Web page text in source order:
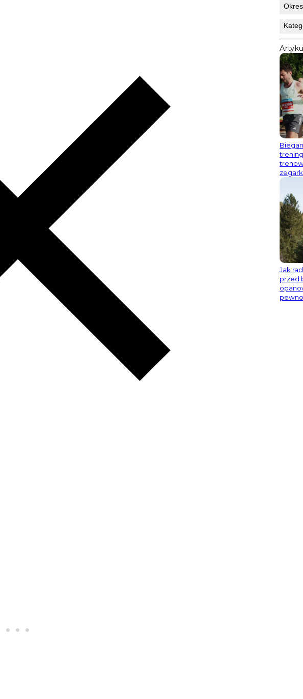
Okres
Jak
przed